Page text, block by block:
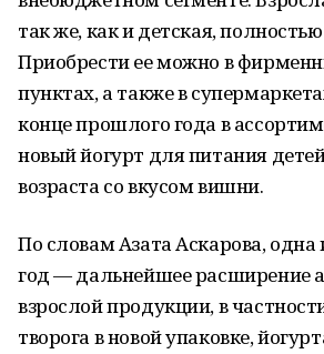
так же, как и детская,
Приобрести ее можно в
пунктах, а также в
конце прошлого года в
новый йогурт для питания
возраста со вкусом вишни.
По словам Азата Аскарова, одна
год — дальнейшее расширение
взрослой продукции, в
творога в новой упаковке,